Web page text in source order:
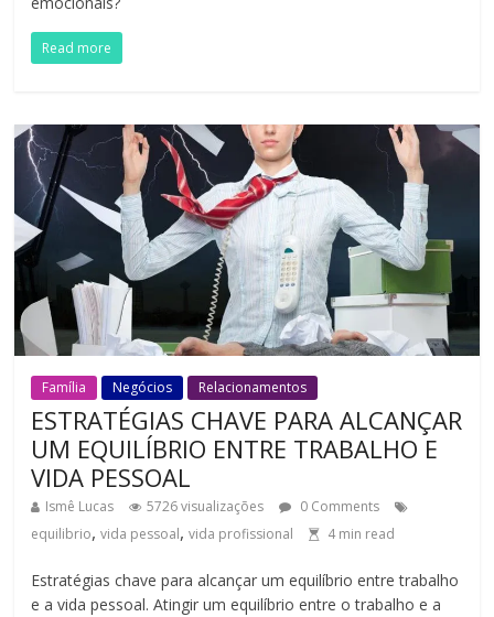
Read more
Família Negócios Relacionamentos
ESTRATÉGIAS CHAVE PARA ALCANÇAR
UM EQUILÍBRIO ENTRE TRABALHO E
VIDA PESSOAL
Ismê Lucas 5726 visualizações
0 Comments
equilibrio,vida pessoal,vida profissional 4min read
Estratégias chave para alcançar um equilíbrio entre trabalho
e a vida pessoal. Atingir um equilíbrio entre o trabalho e a